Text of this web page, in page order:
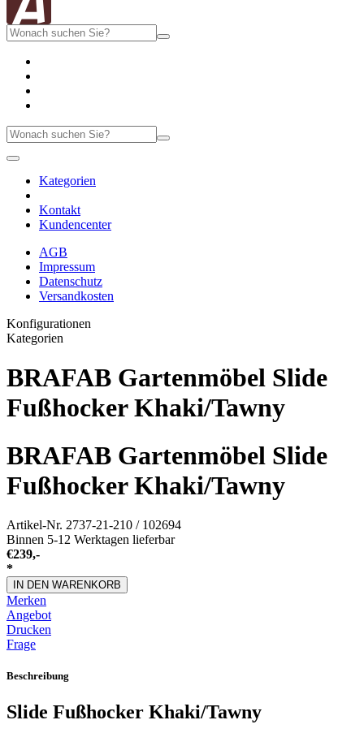
Kategorien
Kontakt
Kundencenter
AGB
Impressum
Datenschutz
Versandkosten
Konfigurationen
Kategorien
BRAFAB Gartenmöbel Slide
Fußhocker Khaki/Tawny
BRAFAB Gartenmöbel Slide
Fußhocker Khaki/Tawny
Artikel-Nr. 2737-21-210 / 102694
Binnen 5-12 Werktagen lieferbar
€239,-
*
IN DEN WARENKORB
Merken
Angebot
Drucken
Frage
Beschreibung
Slide Fußhocker Khaki/Tawny